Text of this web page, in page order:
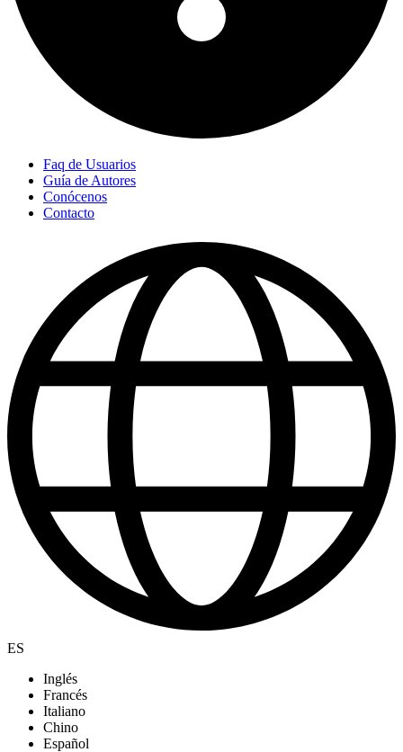
Faq de Usuarios
Guía de Autores
Conócenos
Contacto
ES
Inglés
Francés
Italiano
Chino
Español